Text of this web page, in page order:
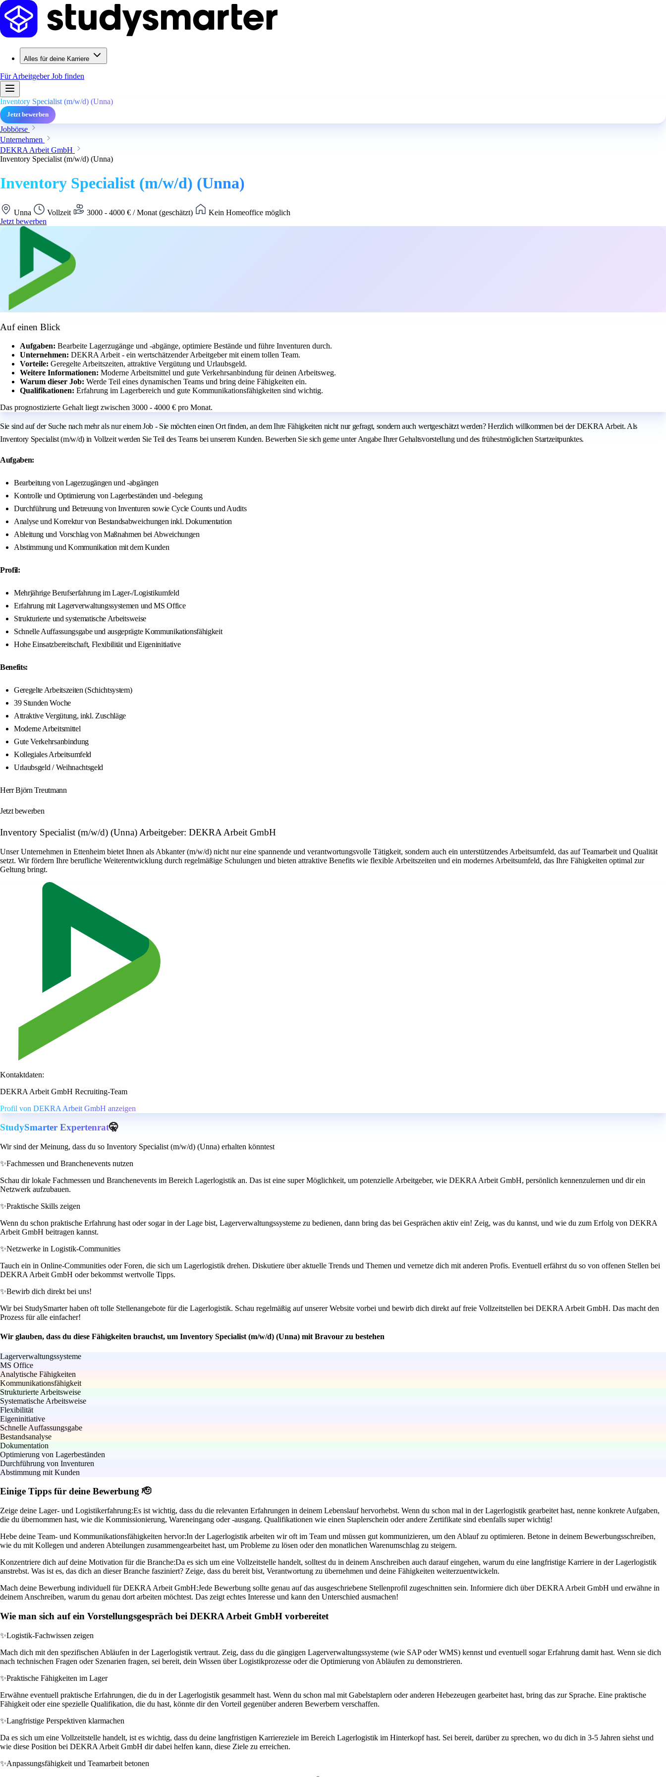
Alles für deine Karriere
Für ArbeitgeberJob finden
Inventory Specialist (m/w/d) (Unna)
Jetzt bewerben
Jobbörse
Unternehmen
DEKRA Arbeit GmbH
Inventory Specialist (m/w/d) (Unna)
Inventory Specialist (m/w/d) (Unna)
Unna Vollzeit 3000 - 4000 € / Monat (geschätzt)
Kein Homeoffice möglich
Jetzt bewerben
Auf einen Blick
Aufgaben: Bearbeite Lagerzugänge und -abgänge, optimiere Bestände und führe Inventuren durch.
Unternehmen: DEKRA Arbeit - ein wertschätzender Arbeitgeber mit einem tollen Team.
Vorteile: Geregelte Arbeitszeiten, attraktive Vergütung und Urlaubsgeld.
Weitere Informationen: Moderne Arbeitsmittel und gute Verkehrsanbindung für deinen Arbeitsweg.
Warum dieser Job: Werde Teil eines dynamischen Teams und bring deine Fähigkeiten ein.
Qualifikationen: Erfahrung im Lagerbereich und gute Kommunikationsfähigkeiten sind wichtig.
Das prognostizierte Gehalt liegt zwischen 3000 - 4000 € pro Monat.
Sie sind auf der Suche nach mehr als nur einem Job - Sie möchten einen Ort finden, an dem Ihre Fähigkeiten nicht nur gefragt, sondern auch wertgeschätzt werden? Herzlich willkommen bei der DEKRA Arbeit. Als
Inventory Specialist (m/w/d) in Vollzeit werden Sie Teil des Teams bei unserem Kunden. Bewerben Sie sich gerne unter Angabe Ihrer Gehaltsvorstellung und des frühestmöglichen Startzeitpunktes.
Aufgaben:
Bearbeitung von Lagerzugängen und -abgängen
Kontrolle und Optimierung von Lagerbeständen und -belegung
Durchführung und Betreuung von Inventuren sowie Cycle Counts und Audits
Analyse und Korrektur von Bestandsabweichungen inkl. Dokumentation
Ableitung und Vorschlag von Maßnahmen bei Abweichungen
Abstimmung und Kommunikation mit dem Kunden
Profil:
Mehrjährige Berufserfahrung im Lager-/Logistikumfeld
Erfahrung mit Lagerverwaltungssystemen und MS Office
Strukturierte und systematische Arbeitsweise
Schnelle Auffassungsgabe und ausgeprägte Kommunikationsfähigkeit
Hohe Einsatzbereitschaft, Flexibilität und Eigeninitiative
Benefits:
Geregelte Arbeitszeiten (Schichtsystem)
39 Stunden Woche
Attraktive Vergütung, inkl. Zuschläge
Moderne Arbeitsmittel
Gute Verkehrsanbindung
Kollegiales Arbeitsumfeld
Urlaubsgeld / Weihnachtsgeld
Herr Björn Treutmann
Jetzt bewerben
Inventory Specialist (m/w/d) (Unna) Arbeitgeber: DEKRA Arbeit GmbH
Unser Unternehmen in Ettenheim bietet Ihnen als Abkanter (m/w/d) nicht nur eine spannende und verantwortungsvolle Tätigkeit, sondern auch ein unterstützendes Arbeitsumfeld, das auf Teamarbeit und Qualität
setzt. Wir fördern Ihre berufliche Weiterentwicklung durch regelmäßige Schulungen und bieten attraktive Benefits wie flexible Arbeitszeiten und ein modernes Arbeitsumfeld, das Ihre Fähigkeiten optimal zur
Geltung bringt.
Kontaktdaten:
DEKRA Arbeit GmbH Recruiting-Team
Profil von DEKRA Arbeit GmbH anzeigen
StudySmarter Expertenrat🤫
Wir sind der Meinung, dass du so Inventory Specialist (m/w/d) (Unna) erhalten könntest
✨Fachmessen und Branchenevents nutzen
Schau dir lokale Fachmessen und Branchenevents im Bereich Lagerlogistik an. Das ist eine super Möglichkeit, um potenzielle Arbeitgeber, wie DEKRA Arbeit GmbH, persönlich kennenzulernen und dir ein
Netzwerk aufzubauen.
✨Praktische Skills zeigen
Wenn du schon praktische Erfahrung hast oder sogar in der Lage bist, Lagerverwaltungssysteme zu bedienen, dann bring das bei Gesprächen aktiv ein! Zeig, was du kannst, und wie du zum Erfolg von DEKRA
Arbeit GmbH beitragen kannst.
✨Netzwerke in Logistik-Communities
Tauch ein in Online-Communities oder Foren, die sich um Lagerlogistik drehen. Diskutiere über aktuelle Trends und Themen und vernetze dich mit anderen Profis. Eventuell erfährst du so von offenen Stellen bei
DEKRA Arbeit GmbH oder bekommst wertvolle Tipps.
✨Bewirb dich direkt bei uns!
Wir bei StudySmarter haben oft tolle Stellenangebote für die Lagerlogistik. Schau regelmäßig auf unserer Website vorbei und bewirb dich direkt auf freie Vollzeitstellen bei DEKRA Arbeit GmbH. Das macht den
Prozess für alle einfacher!
Wir glauben, dass du diese Fähigkeiten brauchst, um Inventory Specialist (m/w/d) (Unna) mit Bravour zu bestehen
Lagerverwaltungssysteme
MS Office
Analytische Fähigkeiten
Kommunikationsfähigkeit
Strukturierte Arbeitsweise
Systematische Arbeitsweise
Flexibilität
Eigeninitiative
Schnelle Auffassungsgabe
Bestandsanalyse
Dokumentation
Optimierung von Lagerbeständen
Durchführung von Inventuren
Abstimmung mit Kunden
Einige Tipps für deine Bewerbung 🫡
Zeige deine Lager- und Logistikerfahrung:Es ist wichtig, dass du die relevanten Erfahrungen in deinem Lebenslauf hervorhebst. Wenn du schon mal in der Lagerlogistik gearbeitet hast, nenne konkrete Aufgaben,
die du übernommen hast, wie die Kommissionierung, Wareneingang oder -ausgang. Qualifikationen wie einen Staplerschein oder andere Zertifikate sind ebenfalls super wichtig!
Hebe deine Team- und Kommunikationsfähigkeiten hervor:In der Lagerlogistik arbeiten wir oft im Team und müssen gut kommunizieren, um den Ablauf zu optimieren. Betone in deinem Bewerbungsschreiben,
wie du mit Kollegen und anderen Abteilungen zusammengearbeitet hast, um Probleme zu lösen oder den monatlichen Warenumschlag zu steigern.
Konzentriere dich auf deine Motivation für die Branche:Da es sich um eine Vollzeitstelle handelt, solltest du in deinem Anschreiben auch darauf eingehen, warum du eine langfristige Karriere in der Lagerlogistik
anstrebst. Was ist es, das dich an dieser Branche fasziniert? Zeige, dass du bereit bist, Verantwortung zu übernehmen und deine Fähigkeiten weiterzuentwickeln.
Mach deine Bewerbung individuell für DEKRA Arbeit GmbH:Jede Bewerbung sollte genau auf das ausgeschriebene Stellenprofil zugeschnitten sein. Informiere dich über DEKRA Arbeit GmbH und erwähne in
deinem Anschreiben, warum du genau dort arbeiten möchtest. Das zeigt echtes Interesse und kann den Unterschied ausmachen!
Wie man sich auf ein Vorstellungsgespräch bei DEKRA Arbeit GmbH vorbereitet
✨Logistik-Fachwissen zeigen
Mach dich mit den spezifischen Abläufen in der Lagerlogistik vertraut. Zeig, dass du die gängigen Lagerverwaltungssysteme (wie SAP oder WMS) kennst und eventuell sogar Erfahrung damit hast. Wenn sie dich
nach technischen Fragen oder Szenarien fragen, sei bereit, dein Wissen über Logistikprozesse oder die Optimierung von Abläufen zu demonstrieren.
✨Praktische Fähigkeiten im Lager
Erwähne eventuell praktische Erfahrungen, die du in der Lagerlogistik gesammelt hast. Wenn du schon mal mit Gabelstaplern oder anderen Hebezeugen gearbeitet hast, bring das zur Sprache. Eine praktische
Fähigkeit oder eine spezielle Qualifikation, die du hast, könnte dir den Vorteil gegenüber anderen Bewerbern verschaffen.
✨Langfristige Perspektiven klarmachen
Da es sich um eine Vollzeitstelle handelt, ist es wichtig, dass du deine langfristigen Karriereziele im Bereich Lagerlogistik im Hinterkopf hast. Sei bereit, darüber zu sprechen, wo du dich in 3-5 Jahren siehst und
wie diese Position bei DEKRA Arbeit GmbH dir dabei helfen kann, diese Ziele zu erreichen.
✨Anpassungsfähigkeit und Teamarbeit betonen